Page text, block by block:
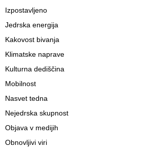
Izpostavljeno
Jedrska energija
Kakovost bivanja
Klimatske naprave
Kulturna dediščina
Mobilnost
Nasvet tedna
Nejedrska skupnost
Objava v medijih
Obnovljivi viri